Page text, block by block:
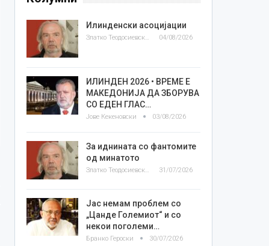
Илинденски асоцијации
Златко Теодосиевски 04/08/2026
ИЛИНДЕН 2026 • ВРЕМЕ Е
МАКЕДОНИЈА ДА ЗБОРУВА
СО ЕДЕН ГЛАС…
Јове Кекеновски 03/08/2026
За иднината со фантомите
од минатото
Златко Теодосиевски 31/07/2026
Јас немам проблем со
„Цанде Големиот“ и со
некои поголеми…
Бранко Героски 30/07/2026